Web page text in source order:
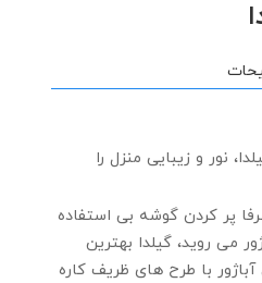
نور و زیبایی منزل را
پر کردن گوشه بی استفاده
می روید، گیلدا بهترین
با طرح های ظریف کاره